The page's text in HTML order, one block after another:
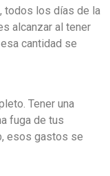
todos los días de la
alcanzar al tener
cantidad se
Tener una
fuga de tus
esos gastos se